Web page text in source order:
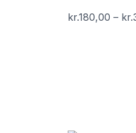
kr.180,00 – kr.